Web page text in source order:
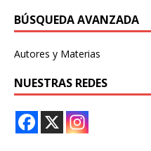
BÚSQUEDA AVANZADA
Autores y Materias
NUESTRAS REDES